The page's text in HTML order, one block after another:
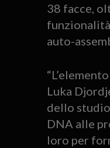
38 facce,
auto-
Luka
dello
DNA alle
loro per